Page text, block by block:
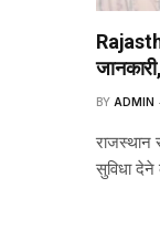
BY ADMIN
राजस्थान
सुविधा देने